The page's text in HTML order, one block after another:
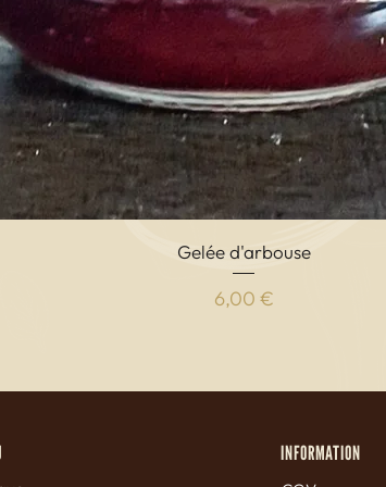
Vista rapida
Gelée d'arbouse
Prezzo
6,00 €
INFORMATION